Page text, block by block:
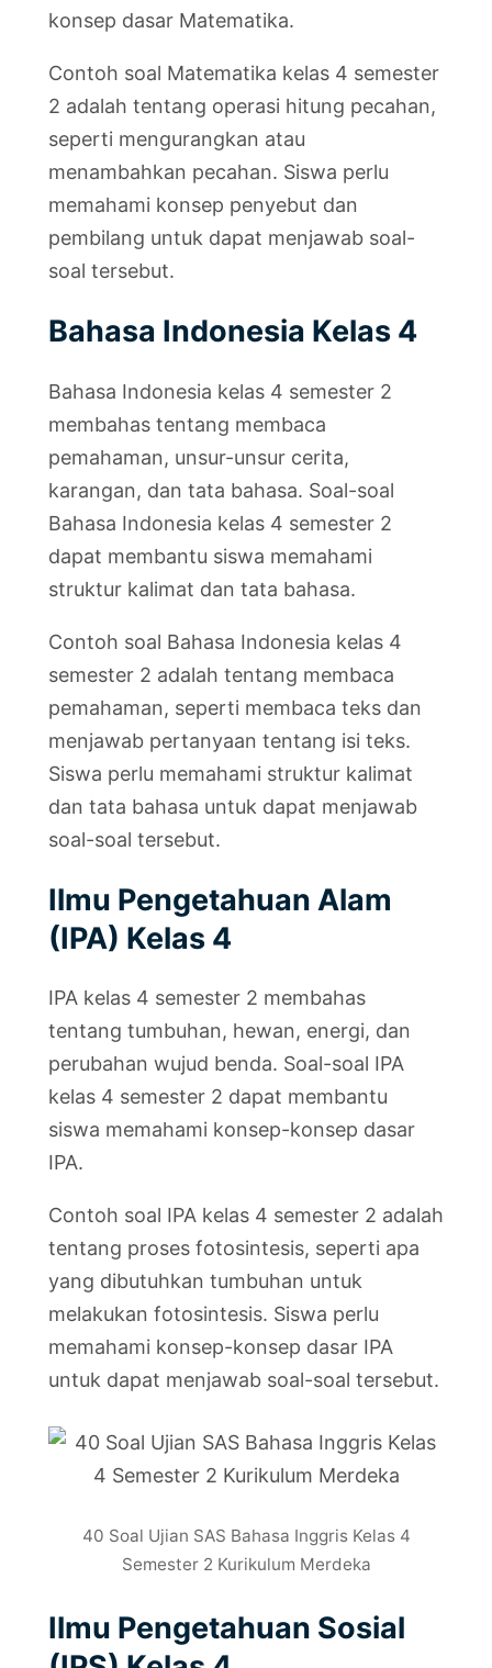
konsep dasar Matematika.
Contoh soal Matematika kelas 4 semester
2 adalah tentang operasi hitung pecahan,
seperti mengurangkan atau
menambahkan pecahan. Siswa perlu
memahami konsep penyebut dan
pembilang untuk dapat menjawab soal-
soal tersebut.
Bahasa Indonesia Kelas 4
Bahasa Indonesia kelas 4 semester 2
membahas tentang membaca
pemahaman, unsur-unsur cerita,
karangan, dan tata bahasa. Soal-soal
Bahasa Indonesia kelas 4 semester 2
dapat membantu siswa memahami
struktur kalimat dan tata bahasa.
Contoh soal Bahasa Indonesia kelas 4
semester 2 adalah tentang membaca
pemahaman, seperti membaca teks dan
menjawab pertanyaan tentang isi teks.
Siswa perlu memahami struktur kalimat
dan tata bahasa untuk dapat menjawab
soal-soal tersebut.
Ilmu Pengetahuan Alam
(IPA) Kelas 4
IPA kelas 4 semester 2 membahas
tentang tumbuhan, hewan, energi, dan
perubahan wujud benda. Soal-soal IPA
kelas 4 semester 2 dapat membantu
siswa memahami konsep-konsep dasar
IPA.
Contoh soal IPA kelas 4 semester 2 adalah
tentang proses fotosintesis, seperti apa
yang dibutuhkan tumbuhan untuk
melakukan fotosintesis. Siswa perlu
memahami konsep-konsep dasar IPA
untuk dapat menjawab soal-soal tersebut.
40 Soal Ujian SAS Bahasa Inggris Kelas 4
Semester 2 Kurikulum Merdeka
Ilmu Pengetahuan Sosial